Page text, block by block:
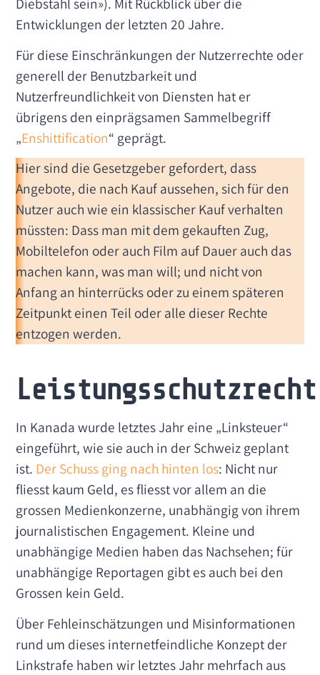
Entwicklungen der letzten 20 Jahre.
Für diese Einschränkungen der Nutzerrechte oder
generell der Benutzbarkeit und
Nutzerfreundlichkeit von Diensten hat er
übrigens den einprägsamen Sammelbegriff
„Enshittification“ geprägt.
Hier sind die Gesetzgeber gefordert, dass
Angebote, die nach Kauf aussehen, sich für den
Nutzer auch wie ein klassischer Kauf verhalten
müssten: Dass man mit dem gekauften Zug,
Mobiltelefon oder auch Film auf Dauer auch das
machen kann, was man will; und nicht von
Anfang an hinterrücks oder zu einem späteren
Zeitpunkt einen Teil oder alle dieser Rechte
entzogen werden.
Leistungsschutzrecht
In Kanada wurde letztes Jahr eine „Linksteuer“
eingeführt, wie sie auch in der Schweiz geplant
ist. Der Schuss ging nach hinten los: Nicht nur
fliesst kaum Geld, es fliesst vor allem an die
grossen Medienkonzerne, unabhängig von ihrem
journalistischen Engagement. Kleine und
unabhängige Medien haben das Nachsehen; für
unabhängige Reportagen gibt es auch bei den
Grossen kein Geld.
Über Fehleinschätzungen und Misinformationen
rund um dieses internetfeindliche Konzept der
Linkstrafe haben wir letztes Jahr mehrfach aus